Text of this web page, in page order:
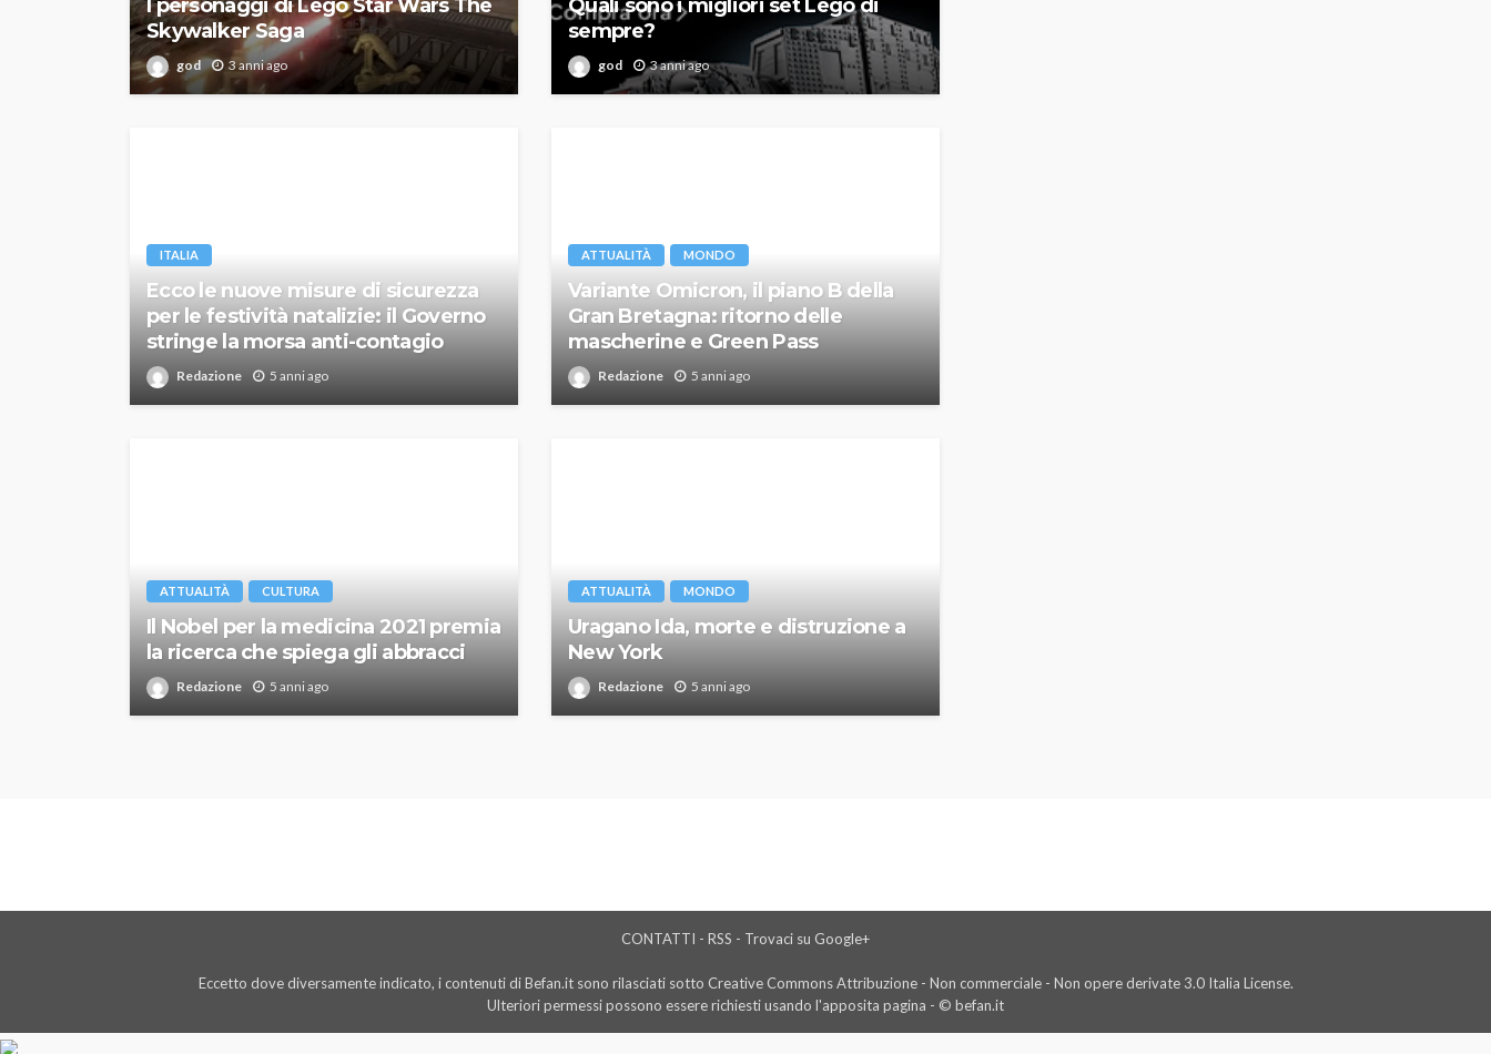
I personaggi di Lego Star Wars The
Skywalker Saga
god 3 anni ago
Quali sono i migliori set Lego di
sempre?
god 3 anni ago
ITALIA
Ecco le nuove misure di sicurezza
per le festività natalizie: il Governo
stringe la morsa anti-contagio
Redazione 5 anni ago
ATTUALITÀ MONDO
Variante Omicron, il piano B della
Gran Bretagna: ritorno delle
mascherine e Green Pass
Redazione 5 anni ago
ATTUALITÀ CULTURA
Il Nobel per la medicina 2021 premia
la ricerca che spiega gli abbracci
Redazione 5 anni ago
ATTUALITÀ MONDO
Uragano Ida, morte e distruzione a
New York
Redazione 5 anni ago
CONTATTI - RSS - Trovaci su Google+
Eccetto dove diversamente indicato, i contenuti di Befan.it sono rilasciati sotto Creative Commons Attribuzione - Non commerciale - Non opere derivate 3.0 Italia License.
Ulteriori permessi possono essere richiesti usando l'apposita pagina - © befan.it